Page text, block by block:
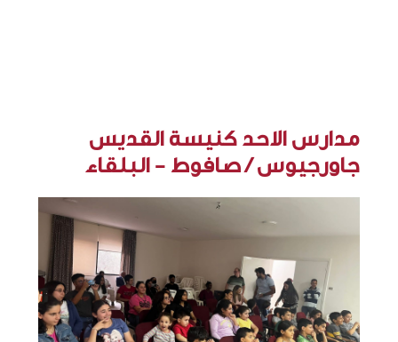
مدارس الاحد كنيسة القديس
جاورجيوس / صافوط - البلقاء